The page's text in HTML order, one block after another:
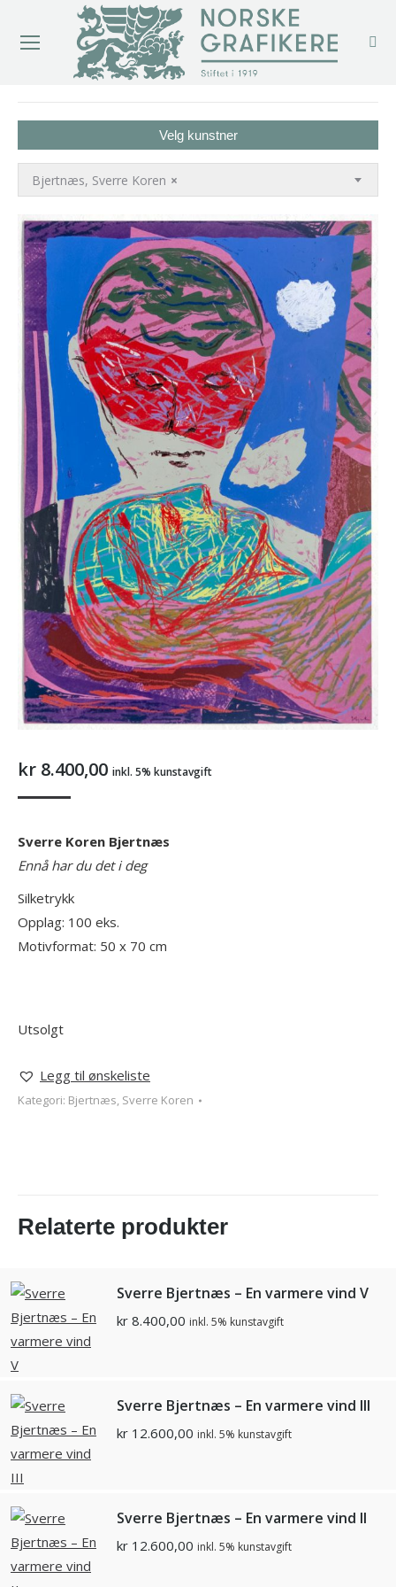
Velg kunstner
×
Bjertnæs, Sverre Koren
kr 8.400,00 inkl. 5% kunstavgift
Sverre Koren Bjertnæs
Ennå har du det i deg
Silketrykk
Opplag: 100 eks.
Motivformat: 50 x 70 cm
Utsolgt
Legg til ønskeliste
Kategori: Bjertnæs, Sverre Koren
Relaterte produkter
Sverre Bjertnæs – En varmere vind V
kr 8.400,00 inkl. 5% kunstavgift
Sverre Bjertnæs – En varmere vind III
kr 12.600,00 inkl. 5% kunstavgift
Sverre Bjertnæs – En varmere vind II
kr 12.600,00 inkl. 5% kunstavgift